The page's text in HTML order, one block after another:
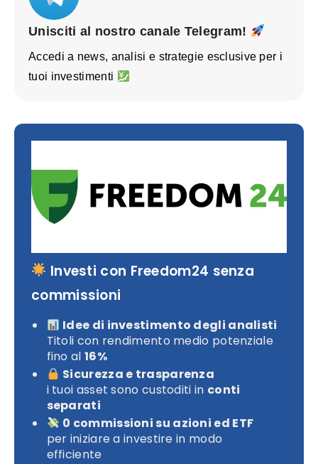
Unisciti al nostro canale Telegram!
Accedi a news, analisi e strategie esclusive per i
tuoi investimenti
Investi con Freedom24 senza
commissioni
Idee di investimento degli analisti
Titoli con rendimento medio potenziale
fino al 16%
Sicurezza e trasparenza
i tuoi asset sono custoditi in conti
separati
0 commissioni su azioni ed ETF
per iniziare a investire in modo
efficiente